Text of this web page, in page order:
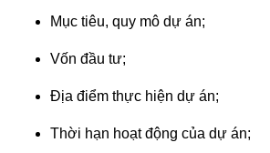
THẢO
VẤN
Mục tiêu, quy mô dự án;
Vốn đầu tư;
Địa điểm thực hiện dự án;
Thời hạn hoạt động của dự án;